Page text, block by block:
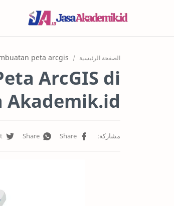
الصفحة الرئيسية peta arcgis
ArcGIS di
Akademik.id